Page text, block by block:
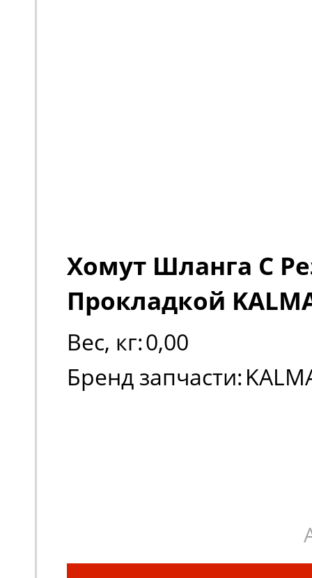
Хомут Шланга С
Прокладкой
Вес, кг:0,00
Бренд запчасти: